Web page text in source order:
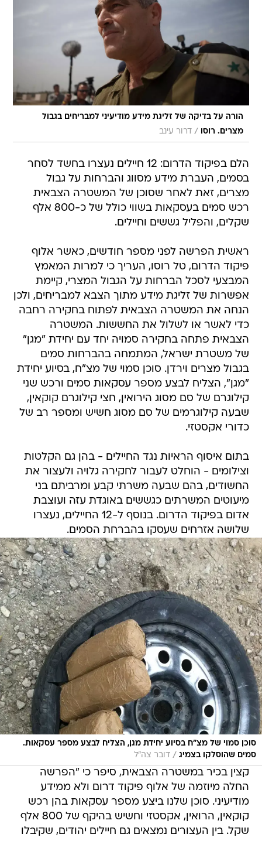
הורה על בדיקה של זליגת מידע מודיעיני למבריחים בגבול
מצרים. רוסו
/ דרור עינב
הלם בפיקוד הדרום: 12 חיילים נעצרו בחשד לסחר
בסמים, העברת מידע מסווג והברחות על גבול
מצרים, זאת לאחר שסוכן של המשטרה הצבאית
רכש סמים בעסקאות בשווי כולל של כ-800 אלף
שקלים, והפליל גששים וחיילים.
ראשית הפרשה לפני מספר חודשים, כאשר אלוף
פיקוד הדרום, טל רוסו, העריך כי למרות המאמץ
המבצעי לסכל הברחות על הגבול המצרי, קיימת
אפשרות של זליגת מידע מתוך הצבא למבריחים, ולכן
הנחה את המשטרה הצבאית לפתוח בחקירה רחבה
כדי לאשר או לשלול את החששות. המשטרה
הצבאית פתחה בחקירה סמויה יחד עם יחידת "מגן"
של משטרת ישראל, המתמחה בהברחות סמים
בגבול מצרים וירדן. סוכן סמוי של מצ"ח, בסיוע יחידת
"מגן", הצליח לבצע מספר עסקאות סמים ורכש שני
קילוגרם של סם מסוג הירואין, חצי קילוגרם קוקאין,
שבעה קילוגרמים של סם מסוג חשיש ומספר רב של
כדורי אקסטזי.
בתום איסוף הראיות נגד החיילים - בהן גם הקלטות
וצילומים - הוחלט לעבור לחקירה גלויה ולעצור את
החשודים, בהם שבעה משרתי קבע ומרביתם בני
מיעוטים המשרתים כגששים באוגדת עזה ועוצבת
אדום בפיקוד הדרום. בנוסף ל-12 החיילים, נעצרו
שלושה אזרחים שעסקו בהברחת הסמים.
סוכן סמוי של מצ"ח בסיוע יחידת מגן, הצליח לבצע מספר עסקאות.
סמים שהוסלקו בצמיג / דובר צה"ל
קצין בכיר במשטרה הצבאית, סיפר כי "הפרשה
החלה מיוזמה של אלוף פיקוד דרום ולא ממידע
מודיעיני. סוכן שלנו ביצע מספר עסקאות בהן רכש
קוקאין, הרואין, אקסטזי וחשיש בהיקף של 800 אלף
שקל. בין העצורים נמצאים גם חיילים יהודים, שקיבלו